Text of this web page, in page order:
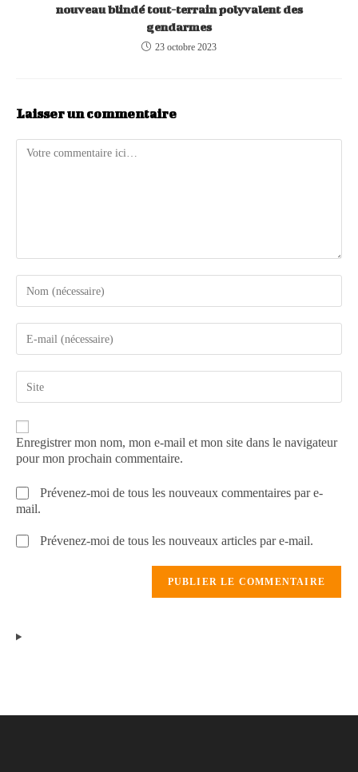
nouveau blindé tout-terrain polyvalent des
gendarmes
23 octobre 2023
Laisser un commentaire
Enregistrer mon nom, mon e-mail et mon site dans le navigateur
pour mon prochain commentaire.
Prévenez-moi de tous les nouveaux commentaires par e-
mail.
Prévenez-moi de tous les nouveaux articles par e-mail.